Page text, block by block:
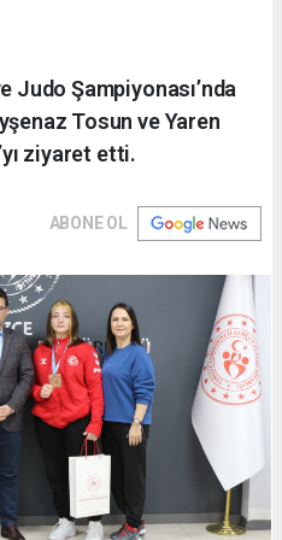
Şampiyonası’nda
Tosun ve Yaren
ziyaret etti.
ABONE OL